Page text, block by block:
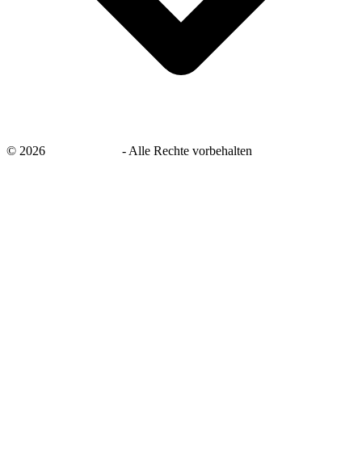
© 2026 - Alle Rechte vorbehalten